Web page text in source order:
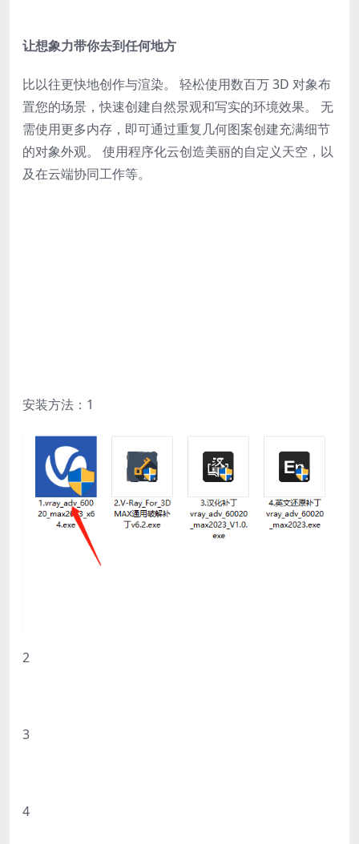
让想象力带你去到任何地方
比以往更快地创作与渲染。 轻松使用数百万 3D 对象布
置您的场景，快速创建自然景观和写实的环境效果。 无
需使用更多内存，即可通过重复几何图案创建充满细节
的对象外观。 使用程序化云创造美丽的自定义天空，以
及在云端协同工作等。
安装方法：1
2
3
4